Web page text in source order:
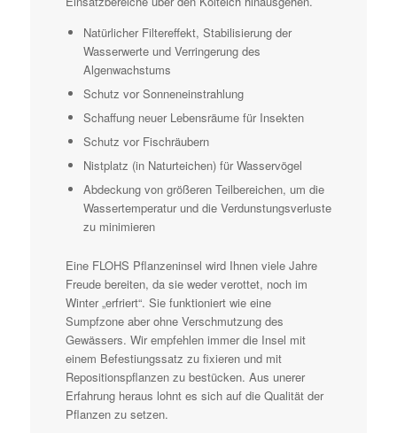
Natürlicher Filtereffekt, Stabilisierung der
Wasserwerte und Verringerung des
Algenwachstums
Schutz vor Sonneneinstrahlung
Schaffung neuer Lebensräume für Insekten
Schutz vor Fischräubern
Nistplatz (in Naturteichen) für Wasservögel
Abdeckung von größeren Teilbereichen, um die
Wassertemperatur und die Verdunstungsverluste
zu minimieren
Eine FLOHS Pflanzeninsel wird Ihnen viele Jahre
Freude bereiten, da sie weder verottet, noch im
Winter „erfriert“. Sie funktioniert wie eine
Sumpfzone aber ohne Verschmutzung des
Gewässers. Wir empfehlen immer die Insel mit
einem Befestiungssatz zu fixieren und mit
Repositionspflanzen zu bestücken. Aus unerer
Erfahrung heraus lohnt es sich auf die Qualität der
Pflanzen zu setzen.